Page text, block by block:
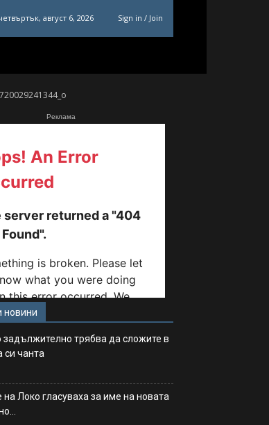
август 6, 2026 Sign in / Join
Реклама
новини
задължително трябва да сложите в
си чанта
Локо гласуваха за име на новата